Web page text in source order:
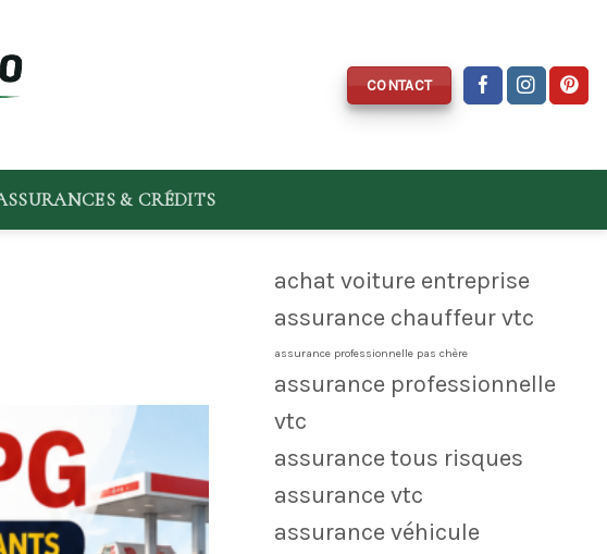
CONTACT
& CRÉDITS
achat voiture entreprise
assurance chauffeur vtc
assurance professionnelle pas chère
assurance professionnelle
vtc
assurance tous risques
assurance vtc
assurance véhicule